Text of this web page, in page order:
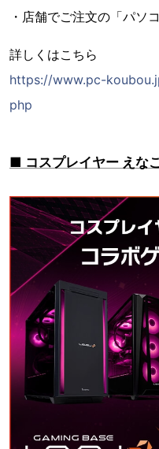
・店舗でご注文の「パソ
詳しくはこちら
https://www.pc-
php
■ コスプレイヤー えな